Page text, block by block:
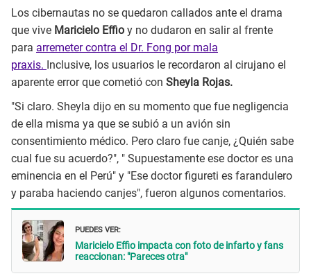
Los cibernautas no se quedaron callados ante el drama
que vive Maricielo Effio y no dudaron en salir al frente
para arremeter contra el Dr. Fong por mala
praxis. Inclusive, los usuarios le recordaron al cirujano el
aparente error que cometió con Sheyla Rojas.
"Si claro. Sheyla dijo en su momento que fue negligencia
de ella misma ya que se subió a un avión sin
consentimiento médico. Pero claro fue canje, ¿Quién sabe
cual fue su acuerdo?", " Supuestamente ese doctor es una
eminencia en el Perú" y "Ese doctor figureti es farandulero
y paraba haciendo canjes", fueron algunos comentarios.
PUEDES VER:
Maricielo Effio impacta con foto de infarto y fans
reaccionan: "Pareces otra"